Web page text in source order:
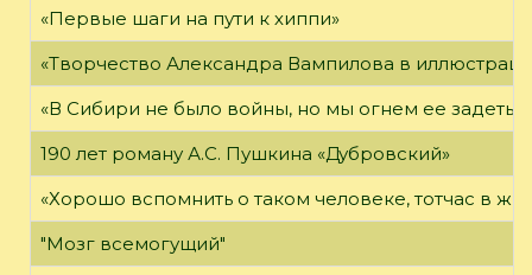
«Первые шаги на пути к хиппи»
«Творчество Александра Вампилова в
«В Сибири не было войны, но мы огнем ее задеты»
190 лет роману А.С. Пушкина «Дубровский»
«Хорошо вспомнить о таком человеке, тотчас в
"Мозг всемогущий"